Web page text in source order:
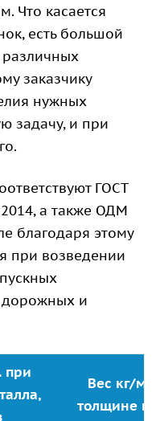
Что касается
есть большой
различных
заказчику
нужных
задачу, и при
ГОСТ
а также ОДМ
благодаря этому
при возведении
дорожных и
при
Вес кг/
толщине